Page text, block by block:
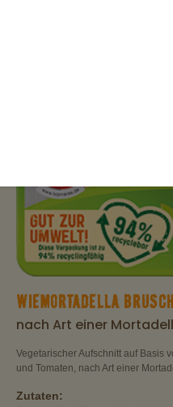
WIEMORTADELLA
nach Art einer
Vegetarischer Aufschnitt auf Basis
und Tomaten, nach Art einer
Zutaten: